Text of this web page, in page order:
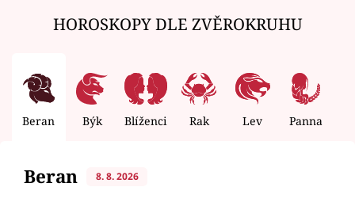
HOROSKOPY DLE ZVĚROKRUHU
Beran Býk Blíženci Rak Lev Panna
Beran 8. 8. 2026